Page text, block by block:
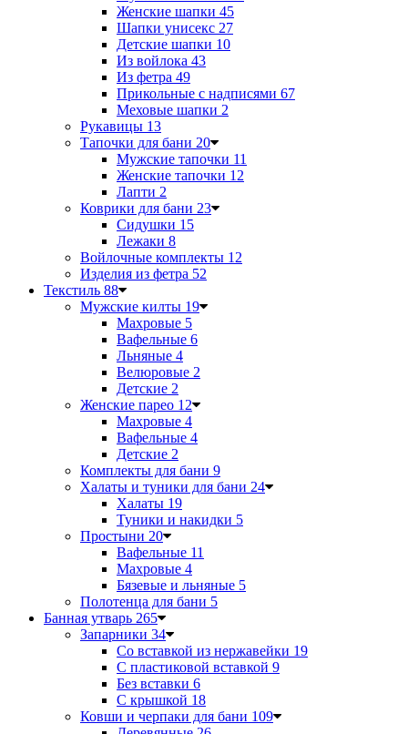
Женские шапки 45
Шапки унисекс 27
Детские шапки 10
Из войлока 43
Из фетра 49
Прикольные с надписями 67
Меховые шапки 2
Рукавицы 13
Тапочки для бани 20
Мужские тапочки 11
Женские тапочки 12
Лапти 2
Коврики для бани 23
Сидушки 15
Лежаки 8
Войлочные комплекты 12
Изделия из фетра 52
Текстиль 88
Мужские килты 19
Махровые 5
Вафельные 6
Льняные 4
Велюровые 2
Детские 2
Женские парео 12
Махровые 4
Вафельные 4
Детские 2
Комплекты для бани 9
Халаты и туники для бани 24
Халаты 19
Туники и накидки 5
Простыни 20
Вафельные 11
Махровые 4
Бязевые и льняные 5
Полотенца для бани 5
Банная утварь 265
Запарники 34
Со вставкой из нержавейки 19
С пластиковой вставкой 9
Без вставки 6
С крышкой 18
Ковши и черпаки для бани 109